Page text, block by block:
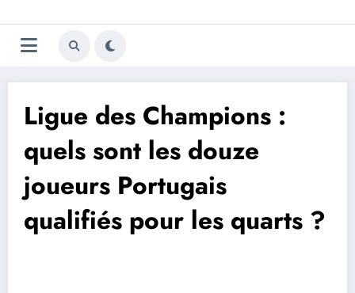
au
contenu
Trivela
L'actualité du football
Ligue des Champions :
quels sont les douze
joueurs Portugais
qualifiés pour les quarts ?